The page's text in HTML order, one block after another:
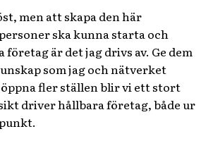
men att skapa den här
ska kunna starta och
är det jag drivs av. Ge dem
som jag och nätverket
fler ställen blir vi ett stort
driver hållbara företag, både ur